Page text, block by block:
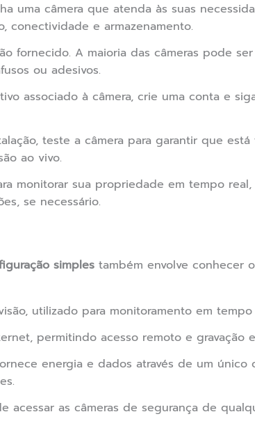
uma câmera que atenda às suas
conectividade e armazenamento.
fornecido. A maioria das câmeras pode
ou adesivos.
associado à câmera, crie uma conta e
teste a câmera para garantir que
ao vivo.
monitorar sua propriedade em tempo
se necessário.
simples também envolve conhecer
utilizado para monitoramento em
permitindo acesso remoto e gravação
energia e dados através de um único
acessar as câmeras de segurança de